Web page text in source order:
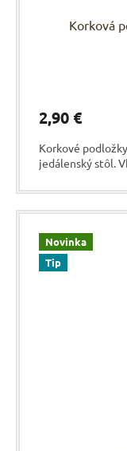
Korková
2,90 €
Korkové
jedálenský stôl.
Novinka
Tip